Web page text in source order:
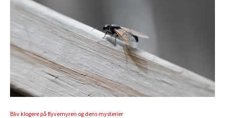
Bliv klogere på flyvemyren og dens mysterier